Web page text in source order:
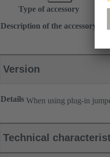
Type of accessory
Description of the accessory
Version
Details When using plug-in
Technical